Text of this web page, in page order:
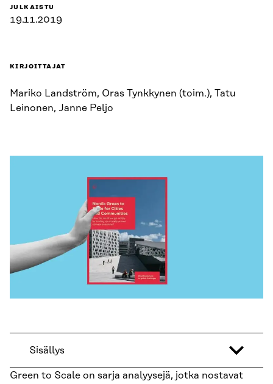
JULKAISTU
19.11.2019
KIRJOITTAJAT
Mariko Landström, Oras Tynkkynen (toim.), Tatu
Leinonen, Janne Peljo
Sisällys
Green to Scale on sarja analyysejä, jotka nostavat